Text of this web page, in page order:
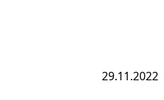
29.11.2022